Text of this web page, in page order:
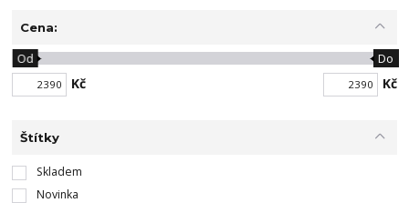
Cena:
Kč
Od Do
Kč
Štítky
Skladem
Novinka